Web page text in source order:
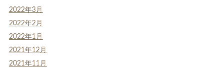
2022年3月
2022年2月
2022年1月
2021年12月
2021年11月